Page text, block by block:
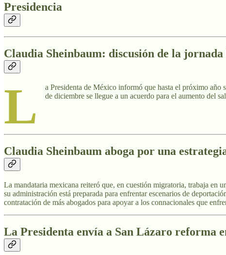
Presidencia
Claudia Sheinbaum: discusión de la
L
a Presidenta de México informó que hasta el próximo año
de diciembre se llegue a un acuerdo para el aumento del
Claudia Sheinbaum aboga por una
La mandataria mexicana reiteró que, en cuestión migratoria, trabaja en
su administración está preparada para enfrentar escenarios de
contratación de más abogados para apoyar a los connacionales que
La Presidenta envía a San Lázaro reforma